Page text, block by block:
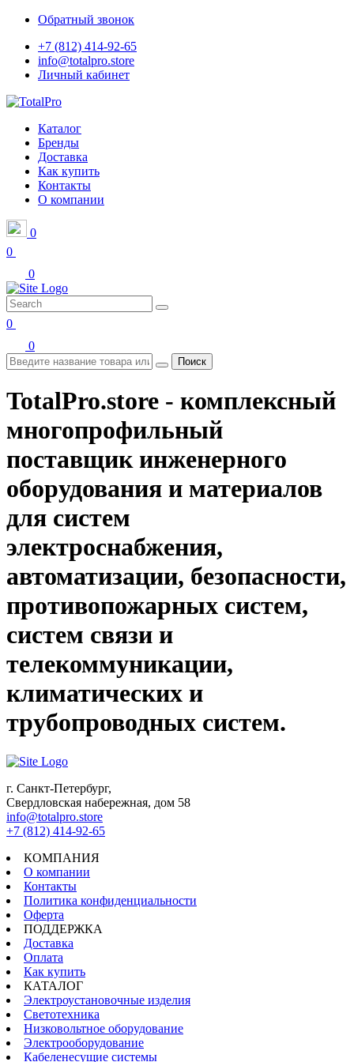
Обратный звонок
+7 (812) 414-92-65
info@totalpro.store
Личный кабинет
Каталог
Бренды
Доставка
Как купить
Контакты
О компании
0
0
0
0
0
Поиск
TotalPro.store - комплексный
многопрофильный
поставщик инженерного
оборудования и материалов
для систем
электроснабжения,
автоматизации, безопасности,
противопожарных систем,
систем связи и
телекоммуникации,
климатических и
трубопроводных систем.
г. Санкт-Петербург,
Свердловская набережная, дом 58
info@totalpro.store
+7 (812) 414-92-65
КОМПАНИЯ
О компании
Контакты
Политика конфиденциальности
Оферта
ПОДДЕРЖКА
Доставка
Оплата
Как купить
КАТАЛОГ
Электроустановочные изделия
Светотехника
Низковольтное оборудование
Электрооборудование
Кабеленесущие системы